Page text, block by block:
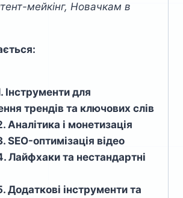
мейкінг, Новачкам в
Інструменти для
трендів та ключових слів
Аналітика і монетизація
SEO-оптимізація відео
Лайфхаки та нестандартні
Додаткові інструменти та